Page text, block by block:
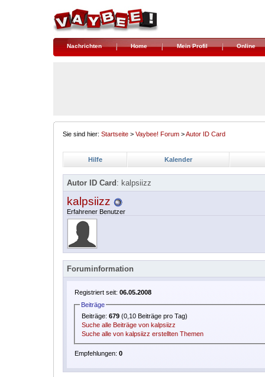
Nachrichten Home Mein Profil Online
Sie sind hier: Startseite > Vaybee! Forum >Autor ID Card
Hilfe Kalender
Autor ID Card : kalpsiizz
kalpsiizz
Erfahrener Benutzer
Foruminformation
Registriert seit: 06.05.2008
Beiträge
Beiträge:679 (0,10 Beiträge pro Tag)
Suche alle Beiträge von kalpsiizz
Suche alle von kalpsiizz erstellten Themen
Empfehlungen: 0